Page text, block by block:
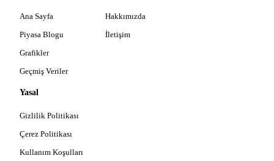
Ana Sayfa
Piyasa Blogu
Grafikler
Geçmiş Veriler
Hakkımızda
İletişim
Yasal
Gizlilik Politikası
Çerez Politikası
Kullanım Koşulları